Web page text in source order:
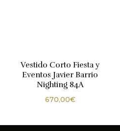
Vestido Corto Fiesta y
Eventos Javier Barrio
Nighting 84A
670,00€